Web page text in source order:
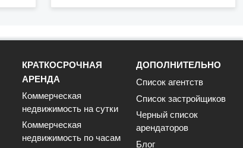
КРАТКОСРОЧНАЯ
АРЕНДА
Коммерческая
недвижимость на сутки
Коммерческая
недвижимость по часам
ДОПОЛНИТЕЛЬНО
Список агентств
Список застройщиков
Черный список
арендаторов
Блог